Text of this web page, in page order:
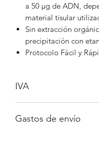
a 50 µg de ADN,
material tisular
Sin extracción
precipitación con
Protocolo Fácil y
IVA
Gastos de envío